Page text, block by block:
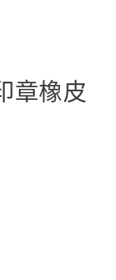
章橡皮